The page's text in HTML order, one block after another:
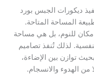
ديكورات الجبس بورد
المساحة المتاحة.
للنوم، بل هي مساحة
لذلك تُنفذ تصاميم
توازن بين الإضاءة،
من الهدوء والانسجام.